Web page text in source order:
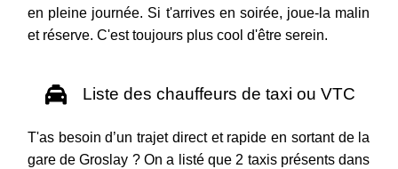
en pleine journée. Si t'arrives en soirée, joue-la malin
et réserve. C'est toujours plus cool d'être serein.
Liste des chauffeurs de taxi ou VTC
T'as besoin d’un trajet direct et rapide en sortant de la
gare de Groslay ? On a listé que 2 taxis présents dans